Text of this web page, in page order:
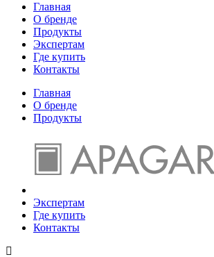
Главная
О бренде
Продукты
Экспертам
Где купить
Контакты
Главная
О бренде
Продукты
Экспертам
Где купить
Контакты